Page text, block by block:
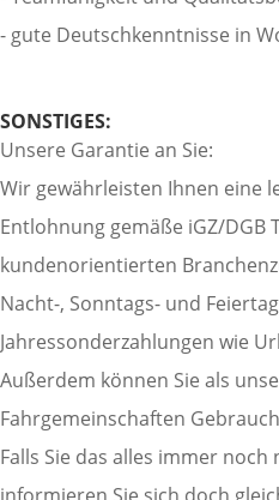
- gute Deutschkenntnisse in
SONSTIGES:
Unsere Garantie an Sie:
Wir gewährleisten Ihnen eine
Entlohnung gemäße iGZ/DGB
kundenorientierten
Nacht-, Sonntags- und
Jahressonderzahlungen wie
Außerdem können Sie als
Fahrgemeinschaften
Falls Sie das alles immer